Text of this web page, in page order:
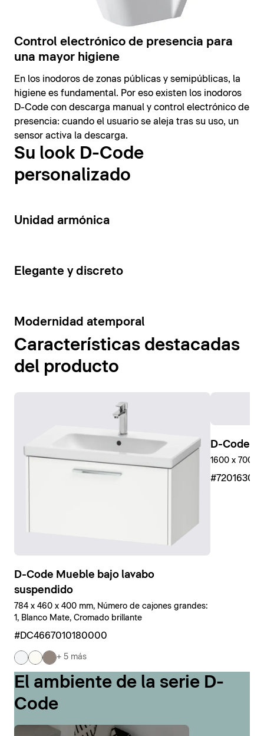
Control electrónico de presencia para
una mayor higiene
En los inodoros de zonas públicas y semipúblicas, la
higiene es fundamental. Por eso existen los inodoros
D-Code con descarga manual y control electrónico de
presencia: cuando el usuario se aleja tras su uso, un
sensor activa la descarga.
Su look D-Code
personalizado
14
Unidad armónica
15
Elegante y discreto
10
Modernidad atemporal
Características destacadas
del producto
D-Code Mueble bajo lavabo
suspendido
784 x 460 x 400 mm, Número de cajones grandes:
1, Blanco Mate, Cromado brillante
#DC4667010180000
+ 5 más
D-Code
1600 x 700
El ambiente de la serie D-
Code